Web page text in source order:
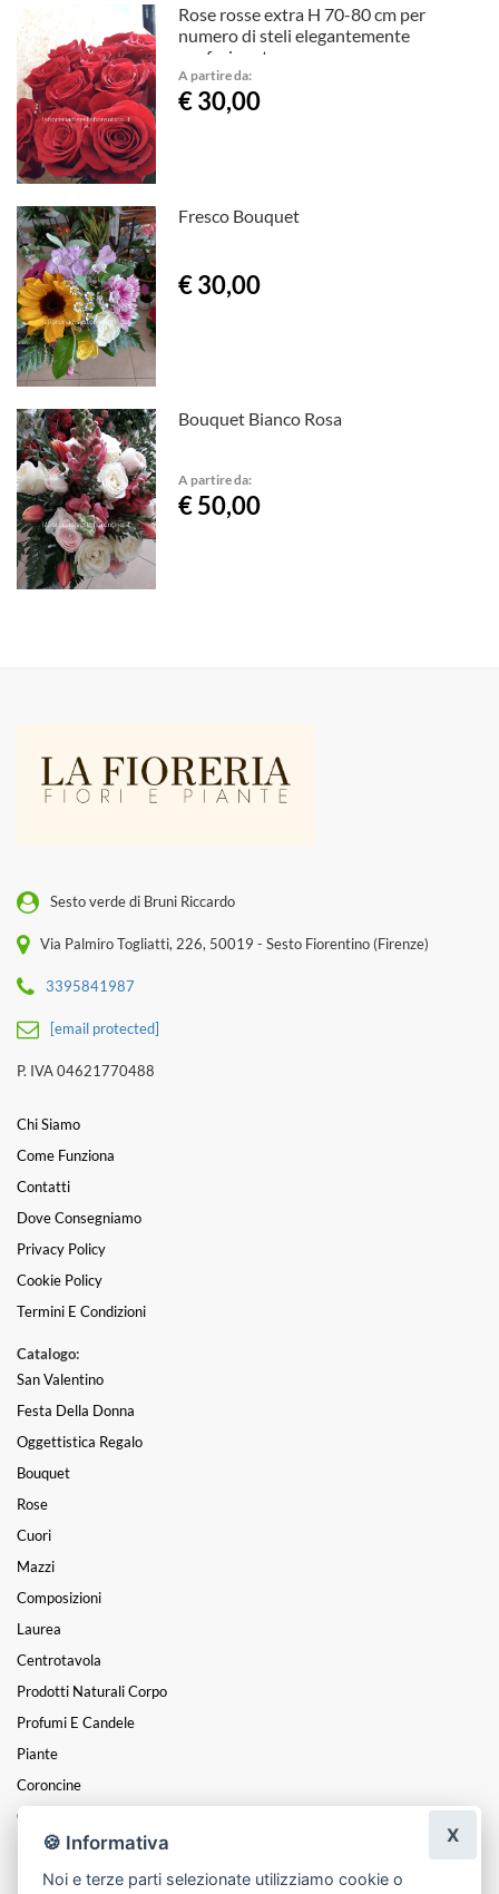
Rose rosse extra H 70-80 cm per
numero di steli elegantemente
confezionate
A partire da:
€ 30,00
Fresco Bouquet
€ 30,00
Bouquet Bianco Rosa
A partire da:
€ 50,00
Sesto verde di Bruni Riccardo
Via Palmiro Togliatti, 226, 50019 - Sesto Fiorentino (Firenze)
3395841987
[email protected]
P. IVA 04621770488
Chi Siamo
Come Funziona
Contatti
Dove Consegniamo
Privacy Policy
Cookie Policy
Termini E Condizioni
Catalogo:
San Valentino
Festa Della Donna
Oggettistica Regalo
Bouquet
Rose
Cuori
Mazzi
Composizioni
Laurea
Centrotavola
Prodotti Naturali Corpo
Profumi E Candele
Piante
Coroncine
Cesti
Funebre
Natale
🍪 Informativa
Noi e terze parti selezionate utilizziamo cookie o
X